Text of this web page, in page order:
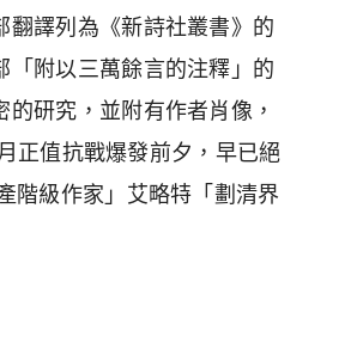
翻譯列為《新詩社叢書》的
「附以三萬餘言的注釋」的
研究，並附有作者肖像，
正值抗戰爆發前夕，早已絕
階級作家」艾略特「劃清界